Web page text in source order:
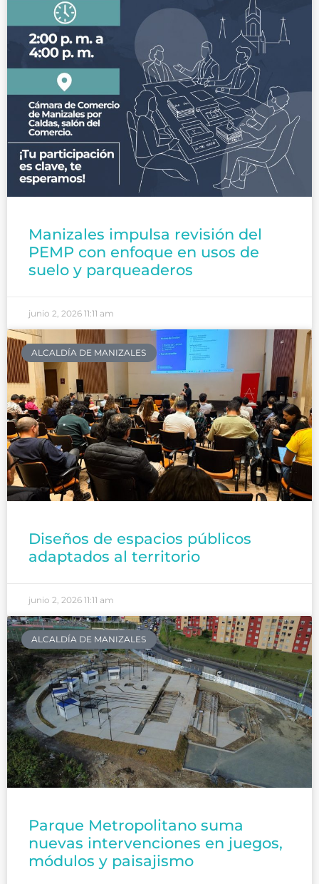
Manizales impulsa revisión del
PEMP con enfoque en usos de
suelo y parqueaderos
junio 2, 2026 11:11 am
ALCALDÍA DE MANIZALES
Diseños de espacios públicos
adaptados al territorio
junio 2, 2026 11:11 am
ALCALDÍA DE MANIZALES
Parque Metropolitano suma
nuevas intervenciones en juegos,
módulos y paisajismo